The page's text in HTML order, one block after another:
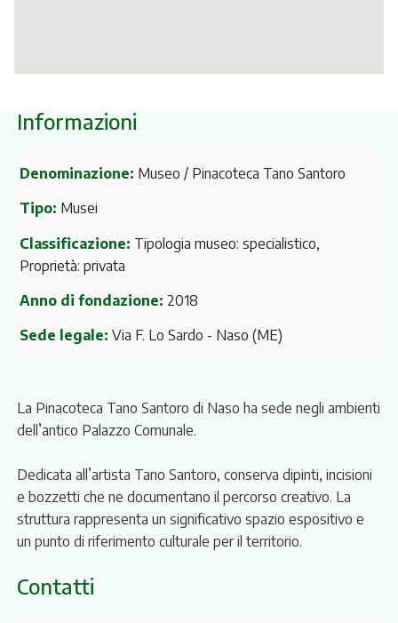
Informazioni
Denominazione: Museo / Pinacoteca Tano Santoro
Tipo: Musei
Classificazione: Tipologia museo: specialistico,
Proprietà: privata
Anno di fondazione: 2018
Sede legale: Via F. Lo Sardo - Naso (ME)
La Pinacoteca Tano Santoro di Naso ha sede negli ambienti
dell’antico Palazzo Comunale.
Dedicata all’artista Tano Santoro, conserva dipinti, incisioni
e bozzetti che ne documentano il percorso creativo. La
struttura rappresenta un significativo spazio espositivo e
un punto di riferimento culturale per il territorio.
Contatti